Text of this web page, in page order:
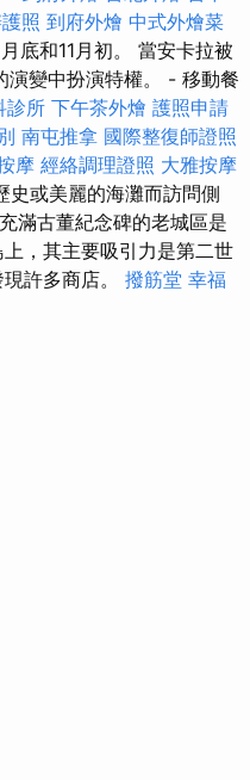
照 到府外燴 中式外燴菜
底和11月初。 當安卡拉被
演變中扮演特權。 - 移動餐
診所 下午茶外燴 護照申請
南屯推拿 國際整復師證照
摩 經絡調理證照 大雅按摩
史或美麗的海灘而訪問側
滿古董紀念碑的老城區是
，其主要吸引力是第二世
許多商店。 撥筋堂 幸福